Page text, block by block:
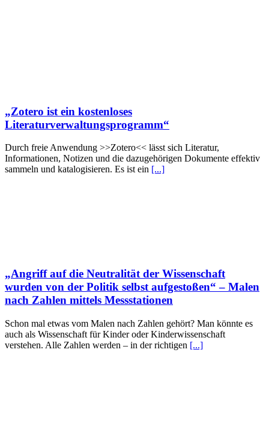
„Zotero ist ein kostenloses
Literaturverwaltungsprogramm“
Durch freie Anwendung >>Zotero<< lässt sich Literatur,
Informationen, Notizen und die dazugehörigen Dokumente effektiv
sammeln und katalogisieren. Es ist ein [...]
„Angriff auf die Neutralität der Wissenschaft
wurden von der Politik selbst aufgestoßen“ – Malen
nach Zahlen mittels Messstationen
Schon mal etwas vom Malen nach Zahlen gehört? Man könnte es
auch als Wissenschaft für Kinder oder Kinderwissenschaft
verstehen. Alle Zahlen werden – in der richtigen [...]